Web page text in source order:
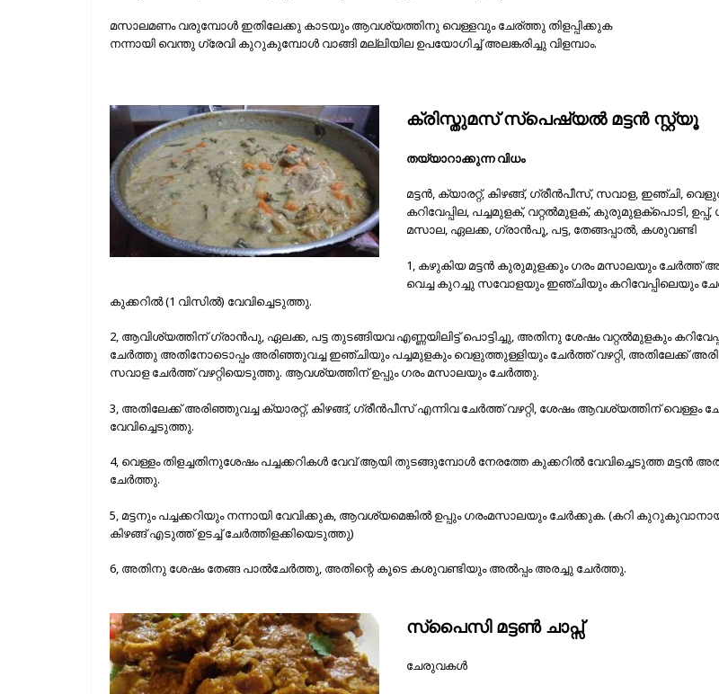
മസാലമണം വരുമ്പോള്‍ ഇതിലേക്കു കാടയും ആവശ്യത്തിനു വെള്ളവും ചേര്ത്തു തിളപ്പിക്കുക
നന്നായി വെന്തു ഗ്രേവി കുറുകുമ്പോള്‍ വാങ്ങി മല്ലിയില ഉപയോഗിച്ച്‌ അലങ്കരിച്ചു വിളമ്പാം.
ക്രിസ്തുമസ് സ്പെഷ്യൽ മട്ടൻ സ്റ്റ്യൂ
തയ്യാറാക്കുന്ന വിധം
മട്ടൻ, ക്യാരറ്റ്, കിഴങ്ങ്, ഗ്രീൻപീസ്, സവാള, ഇഞ്ചി,
കറിവേപ്പില, പച്ചമുളക്, വറ്റൽമുളക്, കുരുമുളക്പൊടി, ഉപ്പ്,
മസാല, ഏലക്ക, ഗ്രാൻപൂ, പട്ട, തേങ്ങപ്പാൽ, കശുവണ്ടി
1, കഴുകിയ മട്ടൻ കുരുമുളക്കും ഗരം മസാലയും ചേർത്ത്
വെച്ച കുറച്ചു സവോളയും ഇഞ്ചിയും കറിവേപ്പിലെയും
കുക്കറിൽ (1 വിസിൽ) വേവിച്ചെടുത്തു.
2, ആവിശ്യത്തിന് ഗ്രാൻപു, ഏലക്ക, പട്ട തുടങ്ങിയവ എണ്ണയിലിട്ട് പൊട്ടിച്ചു, അതിനു ശേഷം വറ്റൽമുളകും
ചേർത്തു അതിനോടൊപ്പം അരിഞ്ഞുവച്ച ഇഞ്ചിയും പച്ചമുളകും വെളുത്തുള്ളിയും ചേർത്ത് വഴറ്റി, അതിലേക്ക്
സവാള ചേർത്ത് വഴറ്റിയെടുത്തു. ആവശ്യത്തിന് ഉപ്പും ഗരം മസാലയും ചേർത്തു.
3, അതിലേക്ക് അരിഞ്ഞുവച്ച ക്യാരറ്റ്, കിഴങ്ങ്, ഗ്രീൻപീസ് എന്നിവ ചേർത്ത് വഴറ്റി, ശേഷം ആവശ്യത്തിന് വെള്ളം
വേവിച്ചെടുത്തു.
4, വെള്ളം തിളച്ചതിനുശേഷം പച്ചക്കറികൾ വേവ് ആയി തുടങ്ങുമ്പോൾ നേരത്തേ കുക്കറിൽ വേവിച്ചെടുത്ത മട്ടൻ
ചേർത്തു.
5, മട്ടനും പച്ചക്കറിയും നന്നായി വേവിക്കുക, ആവശ്യമെങ്കിൽ ഉപ്പും ഗരംമസാലയും ചേർക്കുക. (കറി
കിഴങ്ങ് എടുത്ത് ഉടച്ച് ചേർത്തിളക്കിയെടുത്തു)
6, അതിനു ശേഷം തേങ്ങ പാൽചേർത്തു, അതിന്റെ കൂടെ കശുവണ്ടിയും അൽപ്പം അരച്ചു ചേർത്തു.
സ്പൈസി മട്ടണ്‍ ചാപ്സ്
ചേരുവകള്‍